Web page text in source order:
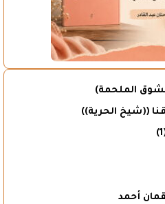
الملحمة)
((شيخ الحرية))
أحمد